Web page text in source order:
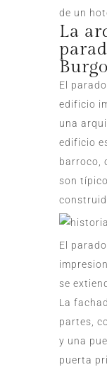
de un
La
El
edificio
una
edificio
barroco,
son
El
se
La
partes,
y una
puerta